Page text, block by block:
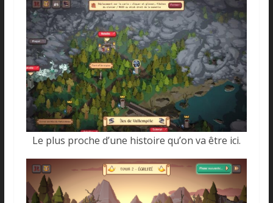
Le plus proche d’une histoire qu’on va être ici.